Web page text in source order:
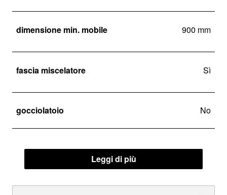
dimensione min. mobile 900 mm
fascia miscelatore Sì
gocciolatoio No
Leggi di più